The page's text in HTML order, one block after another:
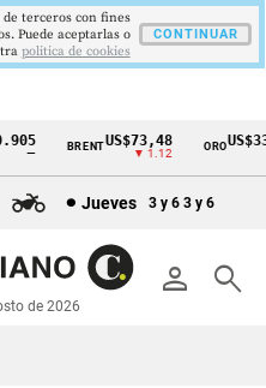
BRENTUS$73,48
▼ 1.12
ORO
Jueves 3 y 6 3 y 6
person search
de 2026
terceros con fines
Puede aceptarlas o
politica de cookies
CONTINUAR